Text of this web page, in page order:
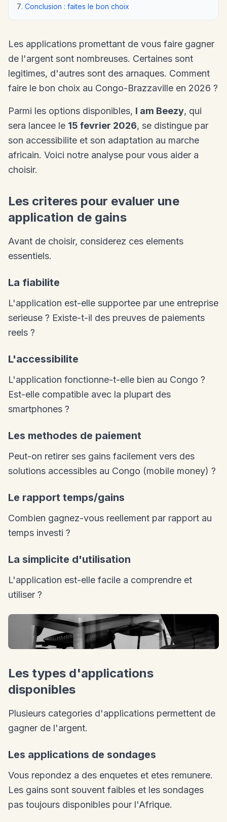
Conclusion : faites le bon choix
Les applications promettant de vous faire gagner
de l'argent sont nombreuses. Certaines sont
legitimes, d'autres sont des arnaques. Comment
faire le bon choix au Congo-Brazzaville en 2026 ?
Parmi les options disponibles, I am Beezy, qui
sera lancee le 15 fevrier 2026, se distingue par
son accessibilite et son adaptation au marche
africain. Voici notre analyse pour vous aider a
choisir.
Les criteres pour evaluer une
application de gains
Avant de choisir, considerez ces elements
essentiels.
La fiabilite
L'application est-elle supportee par une entreprise
serieuse ? Existe-t-il des preuves de paiements
reels ?
L'accessibilite
L'application fonctionne-t-elle bien au Congo ?
Est-elle compatible avec la plupart des
smartphones ?
Les methodes de paiement
Peut-on retirer ses gains facilement vers des
solutions accessibles au Congo (mobile money) ?
Le rapport temps/gains
Combien gagnez-vous reellement par rapport au
temps investi ?
La simplicite d'utilisation
L'application est-elle facile a comprendre et
utiliser ?
Les types d'applications
disponibles
Plusieurs categories d'applications permettent de
gagner de l'argent.
Les applications de sondages
Vous repondez a des enquetes et etes remunere.
Les gains sont souvent faibles et les sondages
pas toujours disponibles pour l'Afrique.